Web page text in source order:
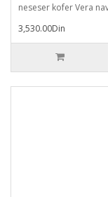
neseser kofer Vera
3,530.00Din